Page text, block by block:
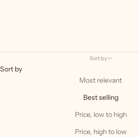
Sort by
Sort by
Most relevant
Best selling
Price, low to high
Price, high to low